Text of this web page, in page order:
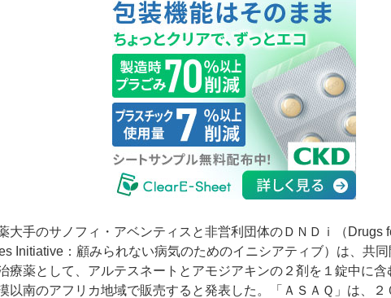
大手のサノフィ・アベンティスと非営利団体のＤＮＤｉ（Drugs
Initiative：顧みられない病気のためのイニシアティブ）は、共
療薬として、アルテスネートとアモジアキンの２剤を１錠中に含
以南のアフリカ地域で販売すると発表した。「ＡＳＡＱ」は、２